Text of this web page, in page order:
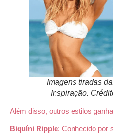
Imagens tiradas
Inspiração.
Além disso, outros estilos
Biquíni Ripple: Conhecido por